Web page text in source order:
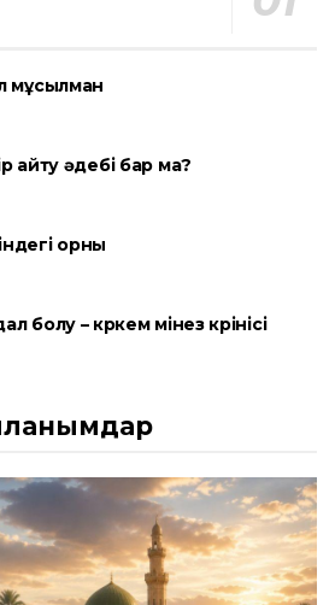
мұсылман
айту әдебі бар ма?
орны
болу – көркем мінез көрінісі